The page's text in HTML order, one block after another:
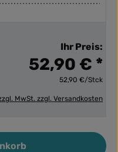
Ihr Preis:
52,90 € *
52,90 €/Stck
MwSt. zzgl. Versandkosten
Wert ein